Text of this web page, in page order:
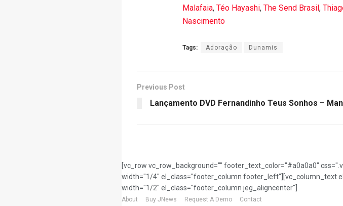
Malafaia, Téo Hayashi, The Send Brasil,
Nascimento
Tags: Adoração Dunamis
Previous Post
Lançamento DVD Fernandinho Teus Sonhos –
[vc_row vc_row_background="" footer_text_color="#a0a0a0"
width="1/4" el_class="footer_column footer_left"][vc_column_text
width="1/2" el_class="footer_column jeg_aligncenter"]
About Buy JNews Request A Demo Contact